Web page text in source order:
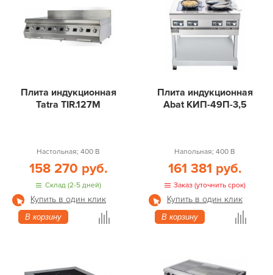
Плита индукционная
Tatra TIR.127M
Настольная; 400 В
158 270 руб.
Склад (2-5 дней)
Купить в один клик
В корзину
Плита индукционная
Abat КИП-49П-3,5
Напольная; 400 В
161 381 руб.
Заказ (уточнить срок)
Купить в один клик
В корзину